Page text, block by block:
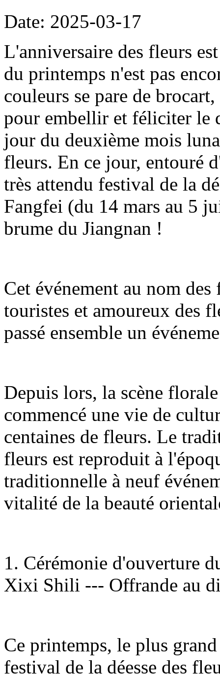
Date: 2025-03-17
L'anniversaire des fleurs
du printemps n'est pas
couleurs se pare de
pour embellir et féliciter le
jour du deuxième mois
fleurs. En ce jour, entouré
très attendu festival de la
Fangfei (du 14 mars au 5
brume du Jiangnan !
Cet événement au nom
touristes et amoureux des
passé ensemble un
Depuis lors, la scène
commencé une vie de
centaines de fleurs. Le
fleurs est reproduit à
traditionnelle à neuf
vitalité de la beauté
1. Cérémonie d'ouverture
Xixi Shili --- Offrande au
Ce printemps, le plus
festival de la déesse des